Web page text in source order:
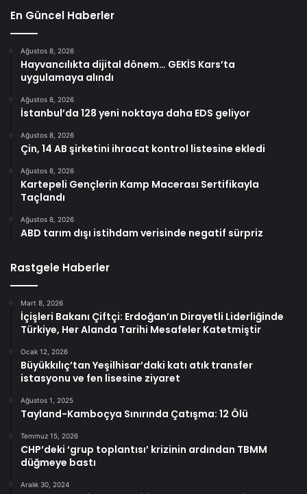
En Güncel Haberler
Ağustos 8, 2026
Hayvancılıkta dijital dönem… GEKİS Kars’ta
uygulamaya alındı
Ağustos 8, 2026
İstanbul’da 128 yeni noktaya daha EDS geliyor
Ağustos 8, 2026
Çin, 14 AB şirketini ihracat kontrol listesine ekledi
Ağustos 8, 2026
Kartepeli Gençlerin Kamp Macerası Sertifikayla
Taçlandı
Ağustos 8, 2026
ABD tarım dışı istihdam verisinde negatif sürpriz
Rastgele Haberler
Mart 8, 2026
İçişleri Bakanı Çiftçi: Erdoğan’ın Dirayetli Liderliğinde
Türkiye, Her Alanda Tarihi Mesafeler Katetmiştir
Ocak 12, 2026
Büyükkılıç’tan Yeşilhisar’daki katı atık transfer
istasyonu ve fen lisesine ziyaret
Ağustos 1, 2025
Tayland-Kamboçya Sınırında Çatışma: 12 Ölü
Temmuz 15, 2026
CHP’deki ‘grup toplantısı’ krizinin ardından TBMM
düğmeye bastı
Aralık 30, 2024